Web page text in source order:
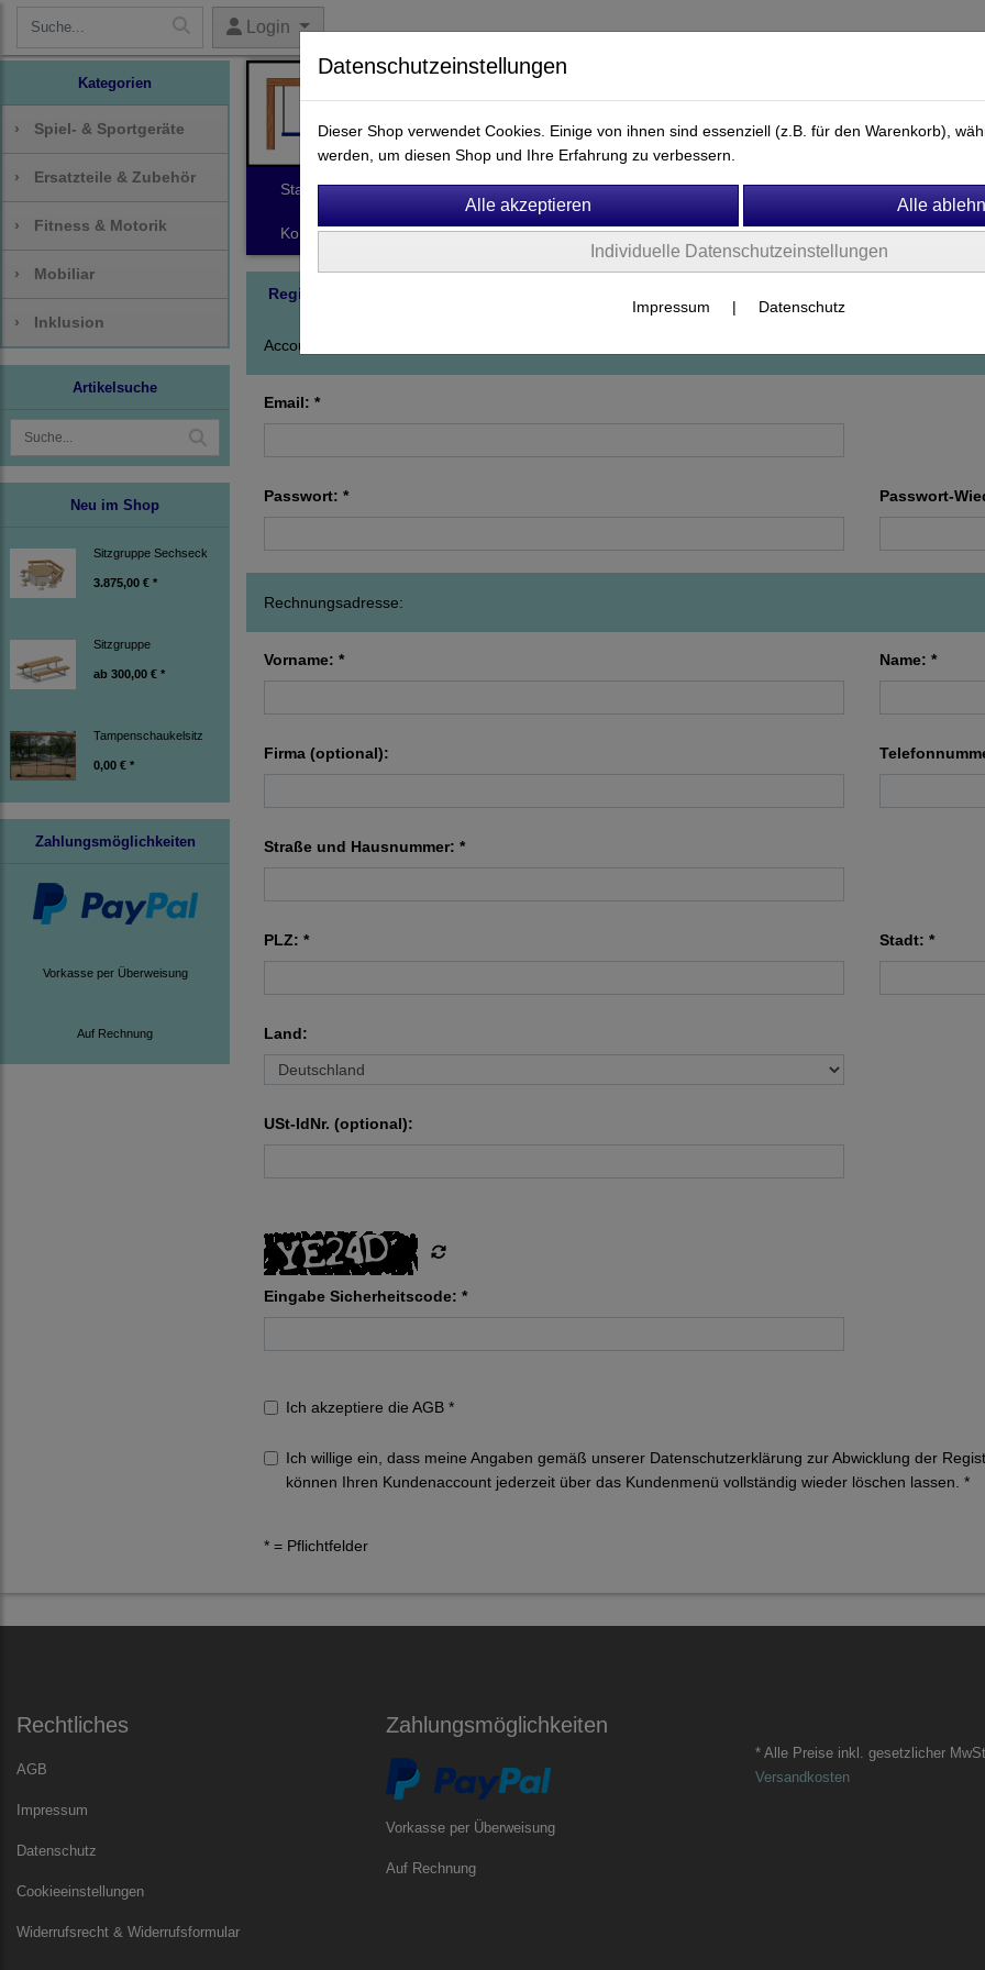
Login
Kategorien
› Spiel- & Sportgeräte
› Ersatzteile & Zubehör
› Fitness & Motorik
› Mobiliar
› Inklusion
Artikelsuche
Neu im Shop
Sitzgruppe Sechseck
3.875,00 € *
Sitzgruppe
ab 300,00 € *
Tampenschaukelsitz
0,00 € *
Zahlungsmöglichkeiten
Vorkasse per Überweisung
Auf Rechnung
Start Spiel- & Sportgeräte Ersatzteile & Zubehör Fitness & Motorik Mobiliar
Kontakt
Registrierung
Account-Informationen:
Email: *
Passwort: * Passwort-
Rechnungsadresse:
Vorname: * Name: *
Firma (optional):
Straße und Hausnummer: *
PLZ: * Stadt: *
Land:
USt-IdNr. (optional):
Eingabe Sicherheitscode: *
Ich akzeptiere die AGB *
Ich willige ein, dass meine Angaben gemäß unserer Datenschutzerklärung zur Abwicklung der
können Ihren Kundenaccount jederzeit über das Kundenmenü vollständig wieder löschen lassen. *
* = Pflichtfelder
Rechtliches
AGB
Impressum
Datenschutz
Cookieeinstellungen
Widerrufsrecht & Widerrufsformular
Zahlungsmöglichkeiten
Vorkasse per Überweisung
Auf Rechnung
* Alle Preise inkl. gesetzlicher
Versandkosten
Datenschutzeinstellungen
Dieser Shop verwendet Cookies. Einige von ihnen sind essenziell (z.B. für den Warenkorb),
werden, um diesen Shop und Ihre Erfahrung zu verbessern.
Individuelle Datenschutzeinstellungen
Impressum | Datenschutz